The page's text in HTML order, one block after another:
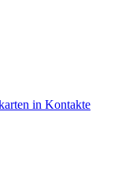
in Kontakte